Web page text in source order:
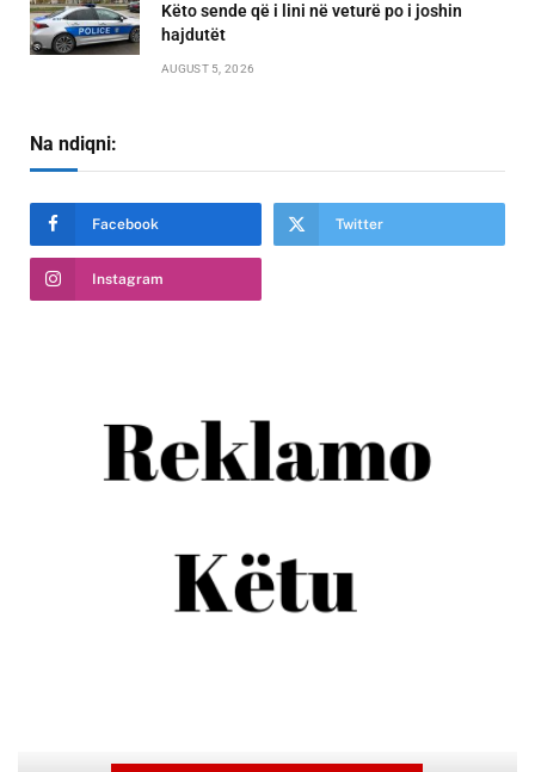
Këto sende që i lini në veturë po i joshin
hajdutët
AUGUST 5, 2026
Na ndiqni:
Facebook Twitter
Instagram